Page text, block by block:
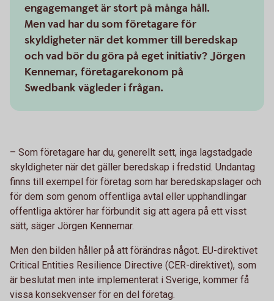
engagemanget är stort på många håll.
Men vad har du som företagare för
skyldigheter när det kommer till beredskap
och vad bör du göra på eget initiativ? Jörgen
Kennemar, företagarekonom på
Swedbank vägleder i frågan.
– Som företagare har du, generellt sett, inga lagstadgade
skyldigheter när det gäller beredskap i fredstid. Undantag
finns till exempel för företag som har beredskapslager och
för dem som genom offentliga avtal eller upphandlingar
offentliga aktörer har förbundit sig att agera på ett visst
sätt, säger Jörgen Kennemar.
Men den bilden håller på att förändras något. EU-direktivet
Critical Entities Resilience Directive (CER-direktivet), som
är beslutat men inte implementerat i Sverige, kommer få
vissa konsekvenser för en del företag.